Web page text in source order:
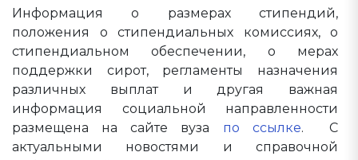
Информация о размерах стипендий,
положения о стипендиальных комиссиях, о
стипендиальном обеспечении, о мерах
поддержки сирот, регламенты назначения
различных выплат и другая важная
информация социальной направленности
размещена на сайте вуза по ссылке. С
актуальными новостями и справочной